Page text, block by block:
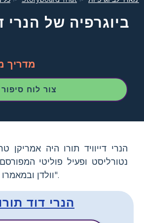
ביוגרפיה של הנרי
מדריך
צור לוח סיפור
הנרי דייוויד תורו היה אמריקן
נטורליסט ופעיל פוליטי
וולדן ובמאמרו "אי-ציות אזרחי".
הנרי דוד תורו